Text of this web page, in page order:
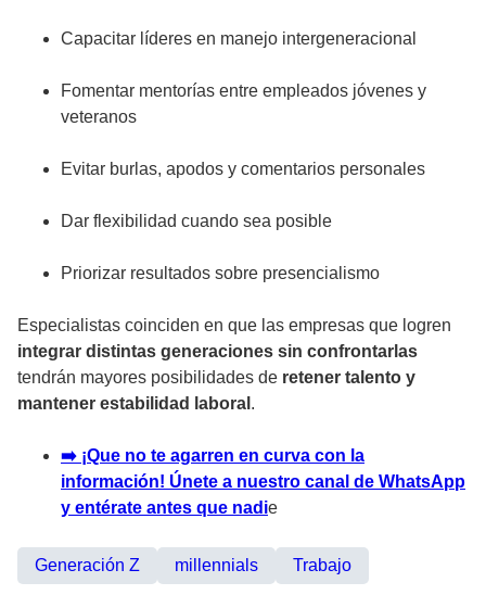
Capacitar líderes en manejo intergeneracional
Fomentar mentorías entre empleados jóvenes y
veteranos
Evitar burlas, apodos y comentarios personales
Dar flexibilidad cuando sea posible
Priorizar resultados sobre presencialismo
Especialistas coinciden en que las empresas que logren
integrar distintas generaciones sin confrontarlas
tendrán mayores posibilidades de retener talento y
mantener estabilidad laboral .
➡️ ¡Que no te agarren en curva con la
información! Únete a nuestro canal de WhatsApp
y entérate antes que nadie
Generación Z millennials Trabajo